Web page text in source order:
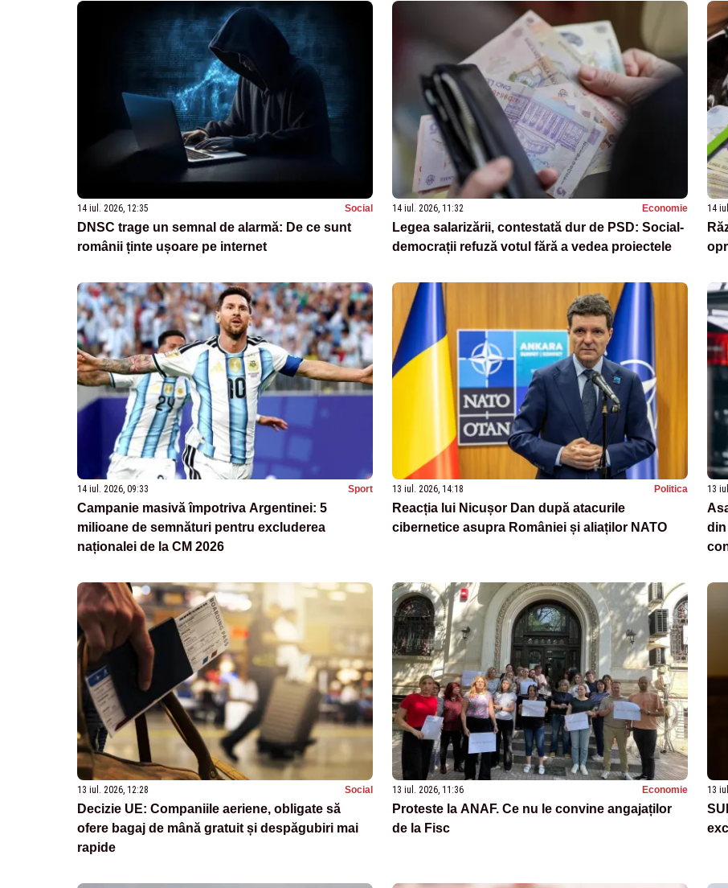
14 iul. 2026, 12:35 Social
DNSC trage un semnal de alarmă: De ce sunt
românii ținte ușoare pe internet
14 iul. 2026, 11:32 Economie
Legea salarizării, contestată dur de PSD: Social-
democrații refuză votul fără a vedea proiectele
14
14 iul. 2026, 09:33 Sport
Campanie masivă împotriva Argentinei: 5
milioane de semnături pentru excluderea
naționalei de la CM 2026
13 iul. 2026, 14:18 Politica
Reacția lui Nicușor Dan după atacurile
cibernetice asupra României și aliaților NATO
13
din
13 iul. 2026, 12:28 Social
Decizie UE: Companiile aeriene, obligate să
ofere bagaj de mână gratuit și despăgubiri mai
rapide
13 iul. 2026, 11:36 Economie
Proteste la ANAF. Ce nu le convine angajaților
de la Fisc
13